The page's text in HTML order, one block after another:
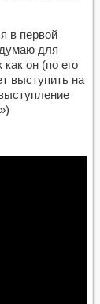
в первой
для
он (по его
выступить на